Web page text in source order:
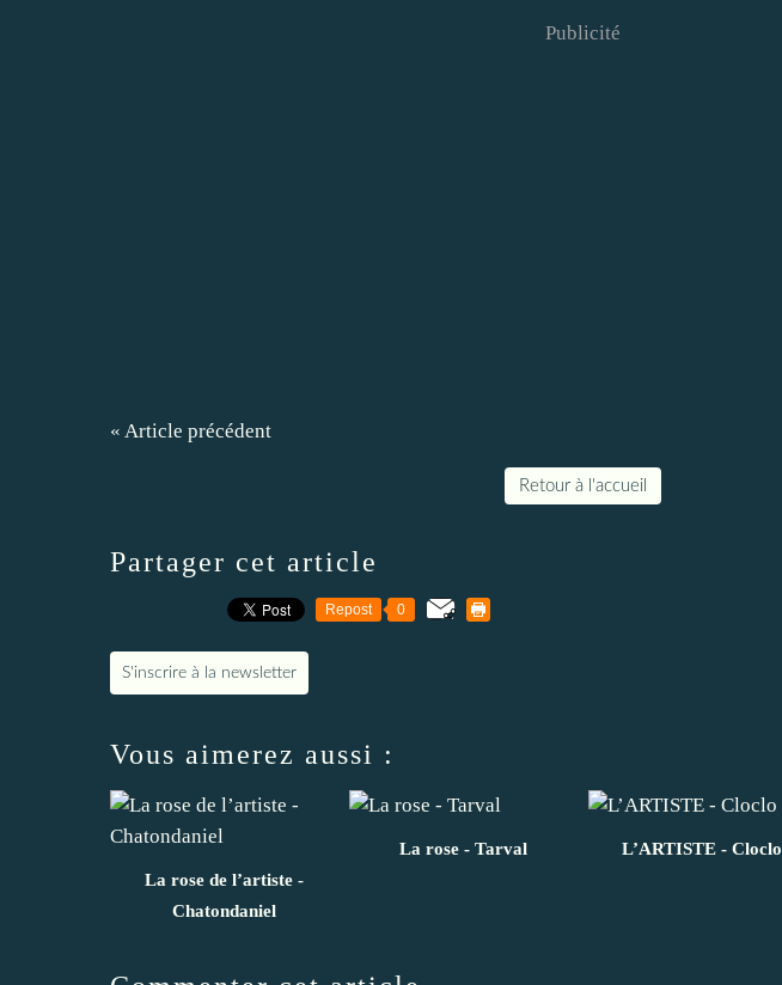
Publicité
« Article précédent
Retour à l'accueil
Partager cet article
Repost 0
S'inscrire à la newsletter
Vous aimerez aussi :
La rose de l’artiste -
Chatondaniel
La rose - Tarval L’ARTISTE - Cloclo